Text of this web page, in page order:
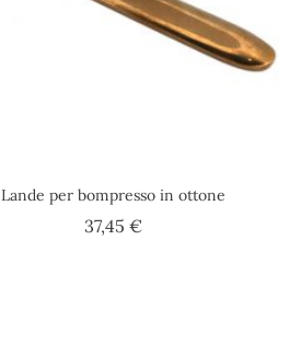
Lande per bompresso in ottone
37,45 €Prezzo